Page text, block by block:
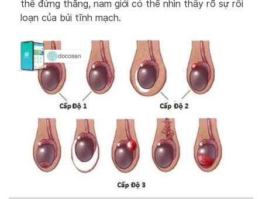
thế đứng thẳng, nam giới có thể nhìn thấy rõ sự rối
loạn của búi tĩnh mạch.